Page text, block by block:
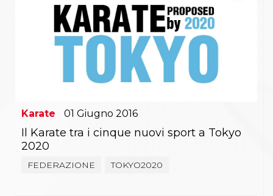
Karate 01 Giugno 2016
Il Karate tra i cinque nuovi sport a Tokyo
2020
FEDERAZIONE TOKYO2020